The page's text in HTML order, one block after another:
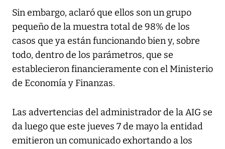
Sin embargo, aclaró que ellos son un grupo
pequeño de la muestra total de 98% de los
casos que ya están funcionando bien y, sobre
todo, dentro de los parámetros, que se
establecieron financieramente con el Ministerio
de Economía y Finanzas.
Las advertencias del administrador de la AIG se
da luego que este jueves 7 de mayo la entidad
emitieron un comunicado exhortando a los